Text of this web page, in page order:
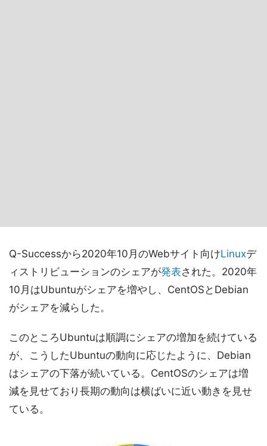
Q-Successから2020年10月のWebサイト向けLinuxデ
ィストリビューションのシェアが発表された。2020年
10月はUbuntuがシェアを増やし、CentOSとDebian
がシェアを減らした。
このところUbuntuは順調にシェアの増加を続けている
が、こうしたUbuntuの動向に応じたように、Debian
はシェアの下落が続いている。CentOSのシェアは増
減を見せており長期の動向は横ばいに近い動きを見せ
ている。